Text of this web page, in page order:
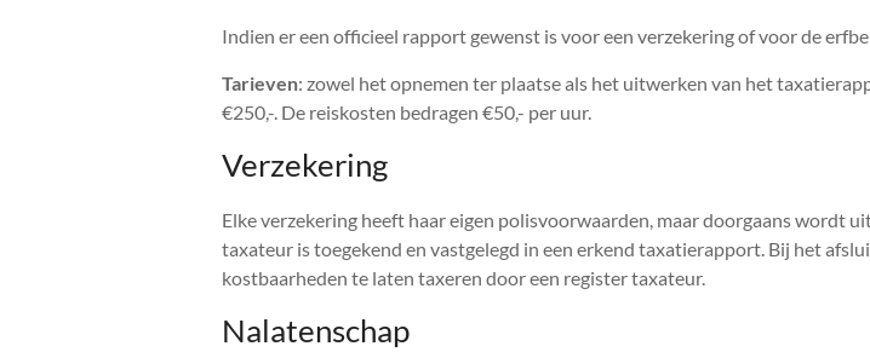
Indien er een officieel rapport gewenst is voor een verzekering of voor de
Tarieven: zowel het opnemen ter plaatse als het uitwerken van het
€250,-. De reiskosten bedragen €50,- per uur.
Verzekering
Elke verzekering heeft haar eigen polisvoorwaarden, maar doorgaans wordt
taxateur is toegekend en vastgelegd in een erkend taxatierapport. Bij het
kostbaarheden te laten taxeren door een register taxateur.
Nalatenschap